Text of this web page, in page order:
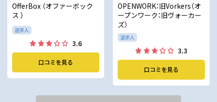
OfferBox （オファーボック
ス ）
逆求人
3.6
口コミを見る
OPENWORK：旧Vorkers（オ
ープンワーク：旧ヴォーカー
ズ）
逆求人
3.3
口コミを見る